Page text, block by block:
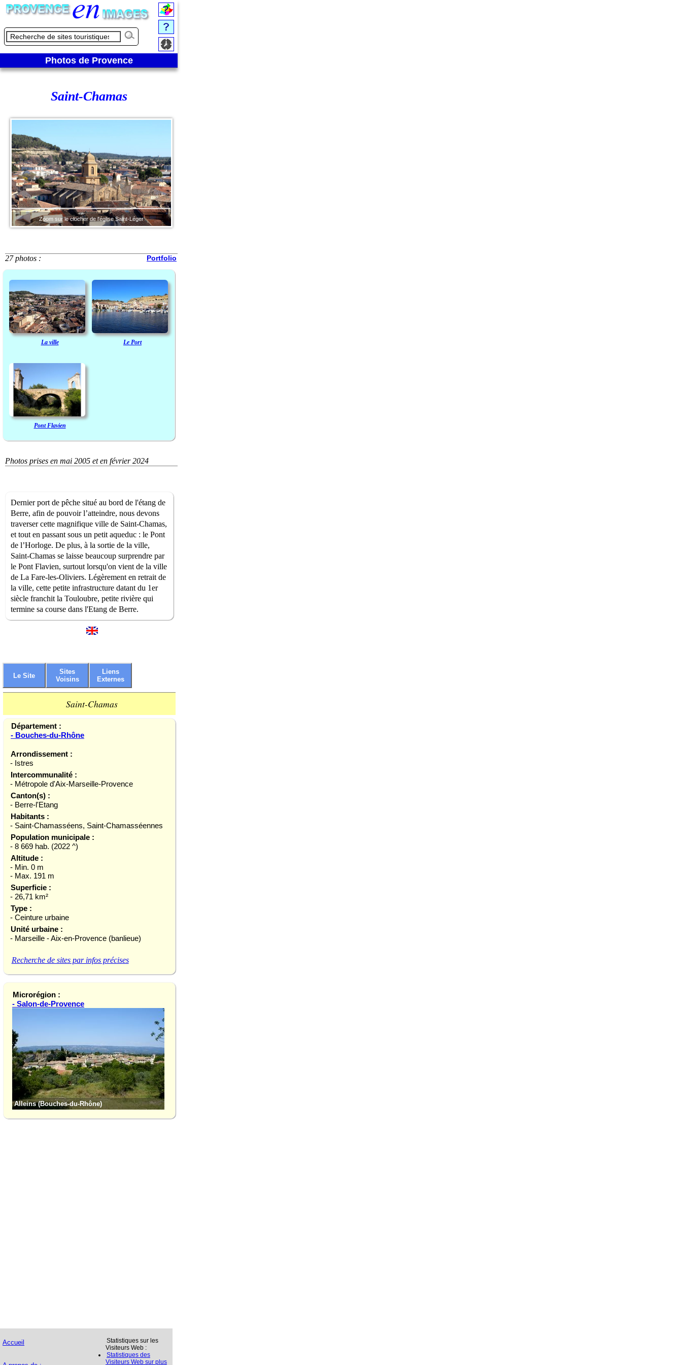
Photos de Provence
Saint-Chamas
Zoom sur le clocher de l'église Saint-Léger
27 photos : Portfolio
La ville Le Port
Pont Flavien
Photos prises en mai 2005 et en février 2024
Dernier port de pêche situé au bord de l'étang de
Berre, afin de pouvoir l’atteindre, nous devons
traverser cette magnifique ville de Saint-Chamas,
et tout en passant sous un petit aqueduc : le Pont
de l’Horloge. De plus, à la sortie de la ville,
Saint-Chamas se laisse beaucoup surprendre par
le Pont Flavien, surtout lorsqu'on vient de la ville
de La Fare-les-Oliviers. Légèrement en retrait de
la ville, cette petite infrastructure datant du 1er
siècle franchit la Touloubre, petite rivière qui
termine sa course dans l'Etang de Berre.
Le Site
Sites
Voisins
Liens
Externes
Saint-Chamas
Département :
- Bouches-du-Rhône
Arrondissement :
- Istres
Intercommunalité :
- Métropole d'Aix-Marseille-Provence
Canton(s) :
- Berre-l'Etang
Habitants :
- Saint-Chamasséens, Saint-Chamasséennes
Population municipale :
- 8 669 hab. (2022 ^)
Altitude :
- Min. 0 m
- Max. 191 m
Superficie :
- 26,71 km²
Type :
- Ceinture urbaine
Unité urbaine :
- Marseille - Aix-en-Provence (banlieue)
Recherche de sites par infos précises
Microrégion :
- Salon-de-Provence
Alleins (Bouches-du-Rhône)
Accueil
Statistiques sur les
Visiteurs Web :
Statistiques des
Visiteurs Web sur plus